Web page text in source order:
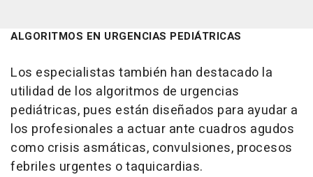
ALGORITMOS EN URGENCIAS PEDIÁTRICAS
Los especialistas también han destacado la
utilidad de los algoritmos de urgencias
pediátricas, pues están diseñados para ayudar a
los profesionales a actuar ante cuadros agudos
como crisis asmáticas, convulsiones, procesos
febriles urgentes o taquicardias.